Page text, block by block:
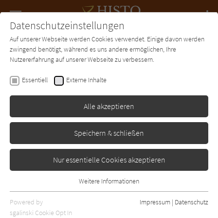
SUCHE Forum Charts Newsletter
Gabriele Breuer
Die Seiltänzerin
Erschienen: Januar 2010 Bibliogr. Angaben
Datenschutzeinstellungen
Auf unserer Webseite werden Cookies verwendet. Einige davon werden
zwingend benötigt, während es uns andere ermöglichen, Ihre
Nutzererfahrung auf unserer Webseite zu verbessern.
Essentiell Externe Inhalte
Alle akzeptieren
Speichern & schließen
Nur essentielle Cookies akzeptieren
Essentielle Cookies werden für grundlegende Funktionen der
Webseite benötigt. Dadurch ist gewährleistet, dass die Webseite
Weitere Informationen
Powered by
sgalinski Cookie Opt In
Impressum | Datenschutz